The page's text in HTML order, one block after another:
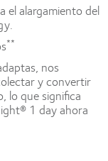
el alargamiento del
**
nos
y convertir
lo que significa
1 day ahora